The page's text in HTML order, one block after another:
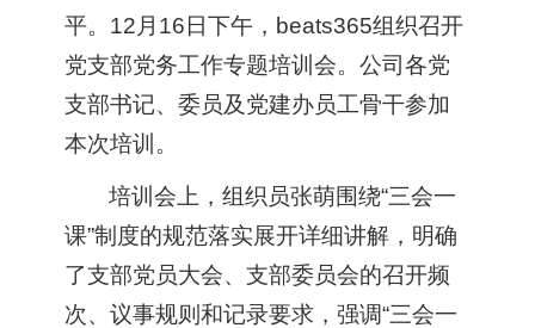
平。12月16日下午，beats365组织召开
党支部党务工作专题培训会。公司各党
支部书记、委员及党建办员工骨干参加
本次培训。
培训会上，组织员张萌围绕“三会一
课”制度的规范落实展开详细讲解，明确
了支部党员大会、支部委员会的召开频
次、议事规则和记录要求，强调“三会一